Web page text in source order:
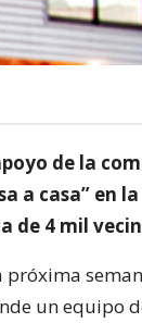
de la
a casa” en
de 4 mil
próxima
un equipo